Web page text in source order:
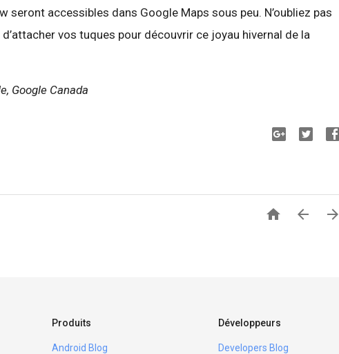
seront accessibles dans Google Maps sous peu. N’oubliez pas
vos tuques pour découvrir ce joyau hivernal de la
Google Canada
  
Produits
Android Blog
Développeurs
Developers Blog